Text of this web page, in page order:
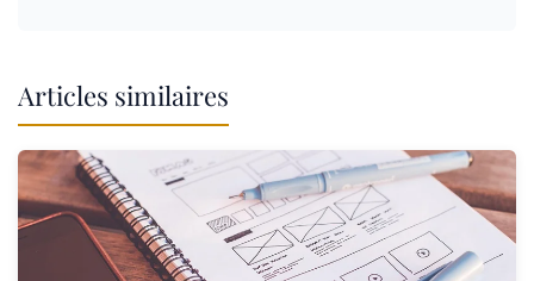
Articles similaires